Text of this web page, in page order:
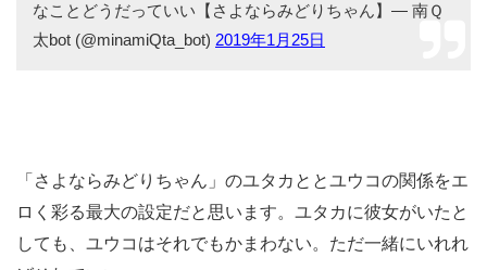
なことどうだっていい【さよならみどりちゃん】— 南Ｑ
太bot (@minamiQta_bot) 2019年1月25日
「さよならみどりちゃん」のユタカととユウコの関係をエ
ロく彩る最大の設定だと思います。ユタカに彼女がいたと
しても、ユウコはそれでもかまわない。ただ一緒にいれれ